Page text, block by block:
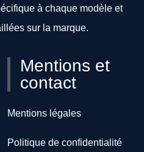
à chaque modèle et
sur la marque.
Mentions et
contact
Mentions légales
Politique de confidentialité